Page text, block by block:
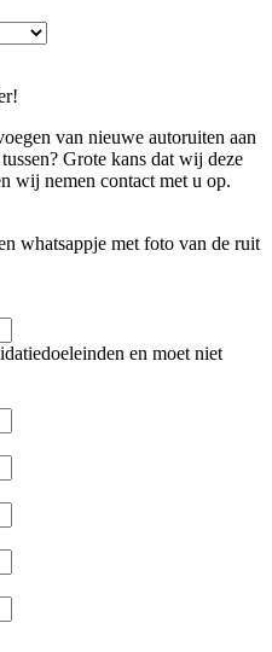
van nieuwe autoruiten aan
Grote kans dat wij deze
wij nemen contact met u op.
whatsappje met foto van de ruit
en moet niet